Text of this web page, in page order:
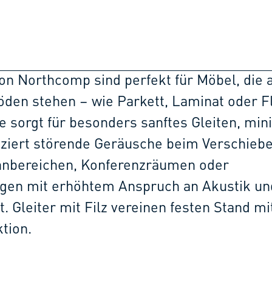
Northcomp sind perfekt für Möbel, die
stehen – wie Parkett, Laminat oder
sorgt für besonders sanftes Gleiten,
störende Geräusche beim
Konferenzräumen oder
mit erhöhtem Anspruch an Akustik
Gleiter mit Filz vereinen festen Stand